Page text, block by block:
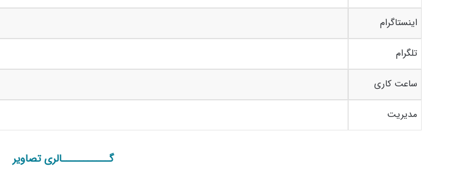
اینستاگرام
تلگرام
ساعت کاری
مدیریت
گـــــــــــالری تصاویر